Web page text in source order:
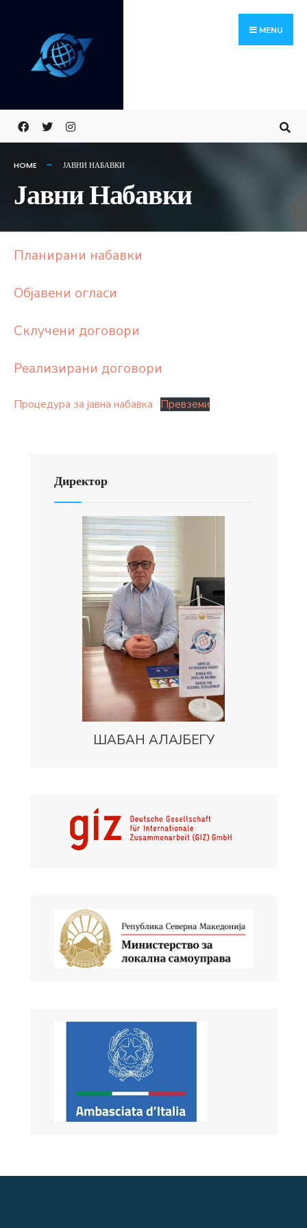
content
MENU
HOME ЈАВНИ НАБАВКИ
Јавни Набавки
Планирани набавки
Објавени огласи
Склучени договори
Реализирани договори
Процедура за јавна набавка Превземи
Директор
ШАБАН АЛАЈБЕГУ